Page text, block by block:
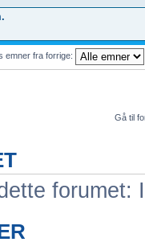
emner fra forrige:
Gå til